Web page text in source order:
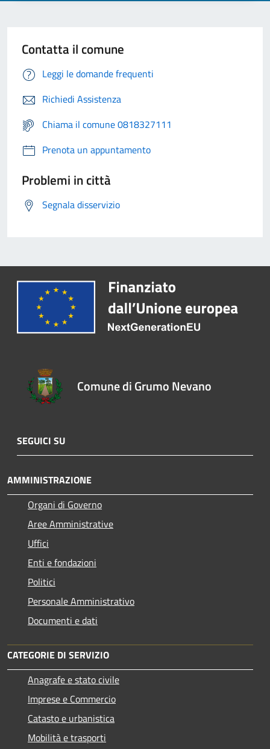
Contatta il comune
Leggi le domande frequenti
Richiedi Assistenza
Chiama il comune 0818327111
Prenota un appuntamento
Problemi in città
Segnala disservizio
Comune di Grumo Nevano
SEGUICI SU
AMMINISTRAZIONE
Organi di Governo
Aree Amministrative
Uffici
Enti e fondazioni
Politici
Personale Amministrativo
Documenti e dati
CATEGORIE DI SERVIZIO
Anagrafe e stato civile
Imprese e Commercio
Catasto e urbanistica
Mobilità e trasporti